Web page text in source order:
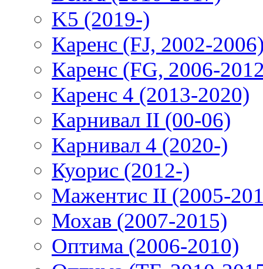
K5 (2019-)
Каренс (FJ, 2002-
Каренс (FG, 2006-
Каренс 4 (2013-2020)
Карнивал II (00-06)
Карнивал 4 (2020-)
Куорис (2012-)
Мажентис II (2005-
Мохав (2007-2015)
Оптима (2006-2010)